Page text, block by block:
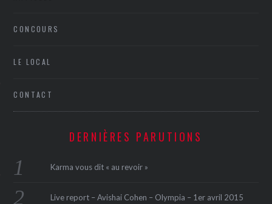
CONCOURS
LE LOCAL
CONTACT
DERNIÈRES PARUTIONS
Karma vous dit « au revoir »
Live report – Avishai Cohen – Olympia – 1er avril 2015